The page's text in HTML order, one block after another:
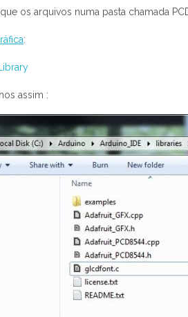
os arquivos numa pasta chamada
:
assim :